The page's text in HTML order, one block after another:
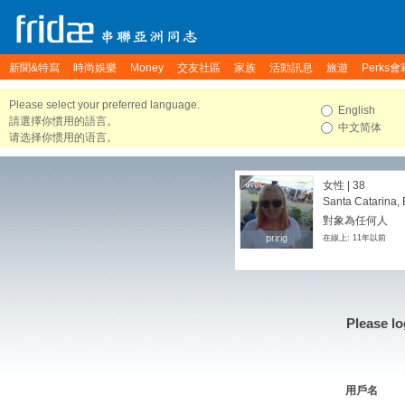
新聞&特寫 時尚娛樂 Money 交友社區 家族 活動訊息 旅遊 Perks會
Please select your preferred language.
請選擇你慣用的語言。
请选择你惯用的语言。
English
中文简体
pririg
pririg
女性 | 38
Santa Catarina,
對象為任何人
在線上: 11年以前
Please
用戶名